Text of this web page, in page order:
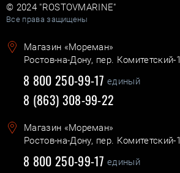
© 2024 "ROSTOVMARINE"
Все права защищены
Магазин «Мореман»
Ростов-на-Дону, пер. Комитетский-1
8 800 250-99-17 единый
8 (863) 308-99-22
Магазин «Мореман»
Ростов-на-Дону, пер. Комитетский-1
8 800 250-99-17 единый